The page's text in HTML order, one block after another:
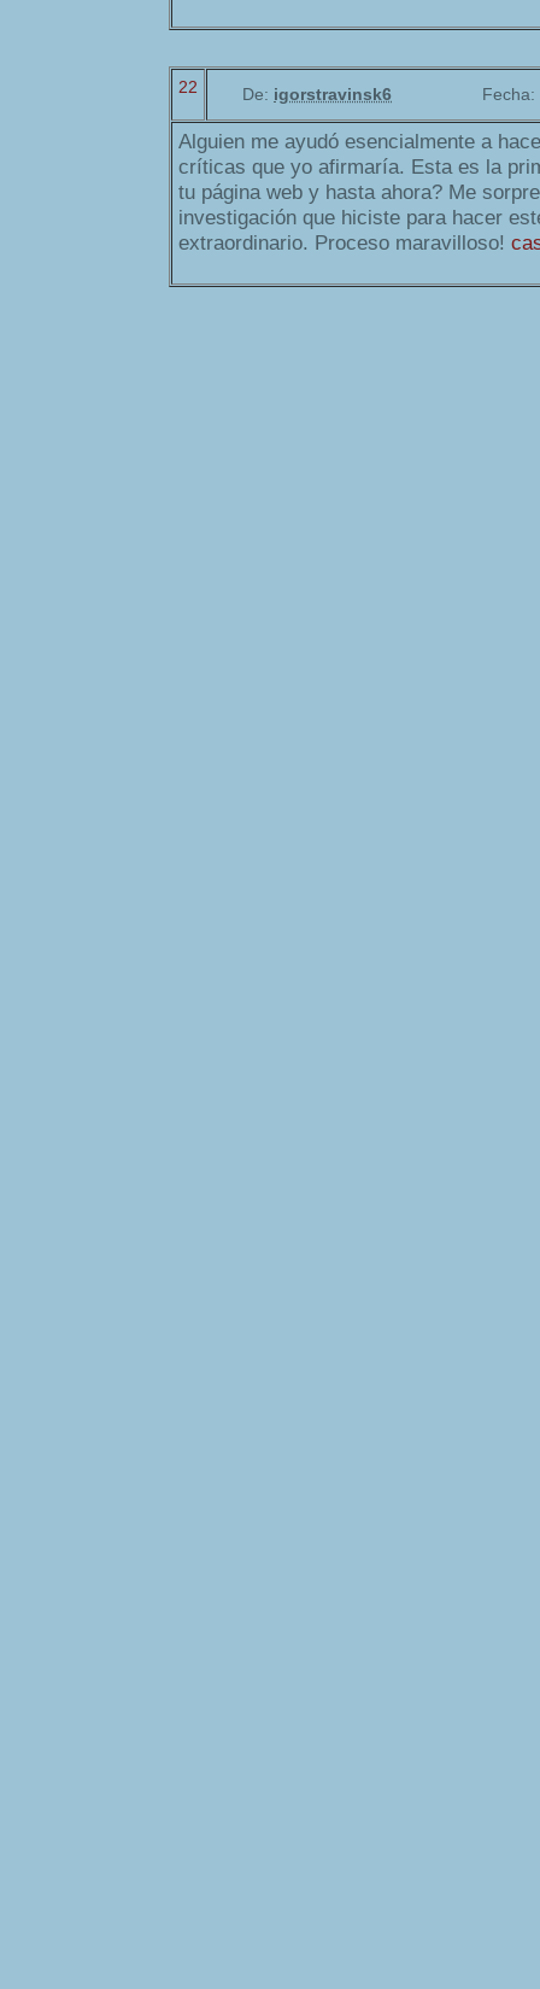
22 De: igorstravinsk6 Fecha:
Alguien me ayudó esencialmente a
críticas que yo afirmaría. Esta es la
tu página web y hasta ahora? Me
investigación que hiciste para hacer
extraordinario. Proceso maravilloso!